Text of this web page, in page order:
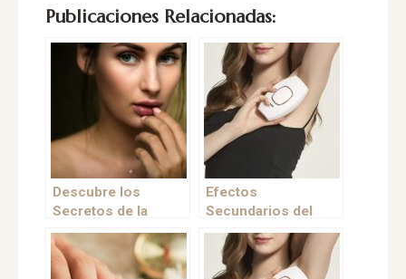
Publicaciones Relacionadas:
Descubre los
Secretos de la
Juventud:
Tratamientos de
Estética Avanzada
Efectos
Secundarios del
Láser de Diodo